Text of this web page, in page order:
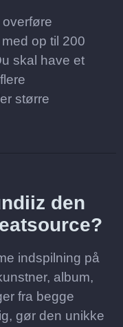
op til 200
skal have et
større
den
indspilning på
album,
fra begge
gør den unikke